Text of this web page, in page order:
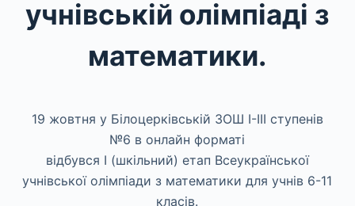
учнівській олімпіаді з
математики.
19 жовтня у Білоцерківській ЗОШ І-ІІІ ступенів
№6 в онлайн форматі
відбувся І (шкільний) етап Всеукраїнської
учнівської олімпіади з математики для учнів 6-11
класів.